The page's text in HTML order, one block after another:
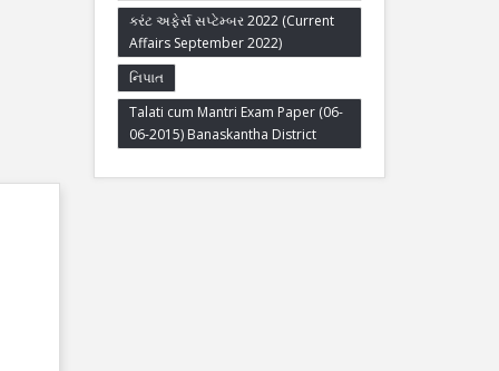
કરંટ અફેર્સ સપ્ટેમ્બર 2022 (Current
Affairs September 2022)
નિપાત
Talati cum Mantri Exam Paper (06-
06-2015) Banaskantha District